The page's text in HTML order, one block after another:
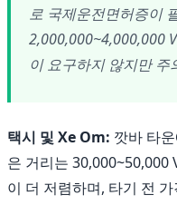
로 국제운전면허증이
2,000,000~4,000,000
이 요구하지 않지만 주
택시 및 Xe Om: 깟바 타
은 거리는 30,000~50,000
이 더 저렴하며, 타기 전